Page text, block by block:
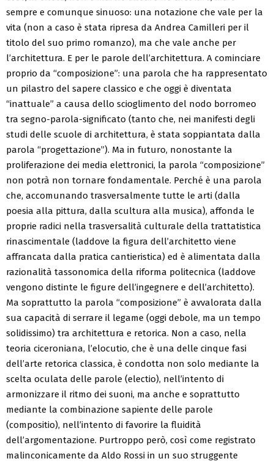
sempre e comunque sinuoso: una notazione che vale per la
vita (non a caso è stata ripresa da Andrea Camilleri per il
titolo del suo primo romanzo), ma che vale anche per
l’architettura. E per le parole dell’architettura. A cominciare
proprio da “composizione”: una parola che ha rappresentato
un pilastro del sapere classico e che oggi è diventata
“inattuale” a causa dello scioglimento del nodo borromeo
tra segno-parola-significato (tanto che, nei manifesti degli
studi delle scuole di architettura, è stata soppiantata dalla
parola “progettazione”). Ma in futuro, nonostante la
proliferazione dei media elettronici, la parola “composizione”
non potrà non tornare fondamentale. Perché è una parola
che, accomunando trasversalmente tutte le arti (dalla
poesia alla pittura, dalla scultura alla musica), affonda le
proprie radici nella trasversalità culturale della trattatistica
rinascimentale (laddove la figura dell’architetto viene
affrancata dalla pratica cantieristica) ed è alimentata dalla
razionalità tassonomica della riforma politecnica (laddove
vengono distinte le figure dell’ingegnere e dell’architetto).
Ma soprattutto la parola “composizione” è avvalorata dalla
sua capacità di serrare il legame (oggi debole, ma un tempo
solidissimo) tra architettura e retorica. Non a caso, nella
teoria ciceroniana, l’elocutio, che è una delle cinque fasi
dell’arte retorica classica, è condotta non solo mediante la
scelta oculata delle parole (electio), nell’intento di
armonizzare il ritmo dei suoni, ma anche e soprattutto
mediante la combinazione sapiente delle parole
(compositio), nell’intento di favorire la fluidità
dell’argomentazione. Purtroppo però, così come registrato
malinconicamente da Aldo Rossi in un suo struggente